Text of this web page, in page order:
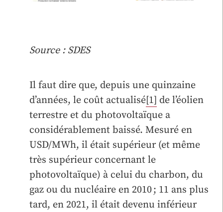
Source : SDES
Il faut dire que, depuis une quinzaine
d’années, le coût actualisé[1] de l’éolien
terrestre et du photovoltaïque a
considérablement baissé. Mesuré en
USD/MWh, il était supérieur (et même
très supérieur concernant le
photovoltaïque) à celui du charbon, du
gaz ou du nucléaire en 2010 ; 11 ans plus
tard, en 2021, il était devenu inférieur